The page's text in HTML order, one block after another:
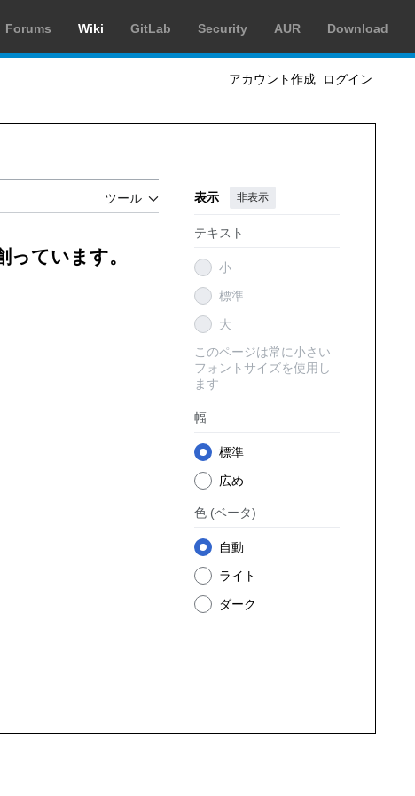
Forums Wiki GitLab Security AUR Download
アカウント作成 ログイン
ツール 表示 非表示
テキスト
小
標準
大
このページは常に小さい
フォントサイズを使用し
ます
幅
標準
広め
色 (ベータ)
自動
ライト
ダーク
ています。